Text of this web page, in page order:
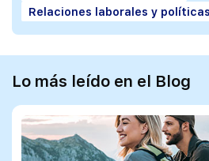
Relaciones laborales y
Lo más leído en el Blog